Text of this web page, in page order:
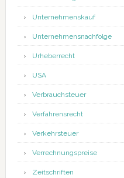
Unternehmenskauf
Unternehmensnachfolge
Urheberrecht
USA
Verbrauchsteuer
Verfahrensrecht
Verkehrsteuer
Verrechnungspreise
Zeitschriften